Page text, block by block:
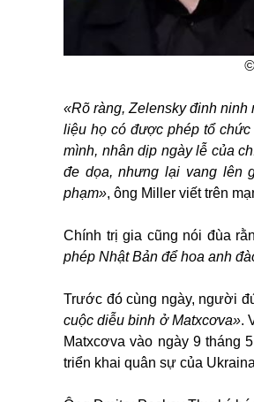
«Rõ ràng, Zelensky đinh ninh
liệu họ có được phép tổ
mình, nhân dịp ngày lễ của
đe dọa, nhưng lại vang lên
phạm», ông Miller viết trên
Chính trị gia cũng nói đùa
phép Nhật Bản để hoa anh
Trước đó cùng ngày, người
cuộc diễu binh ở Matxcơva».
Matxcơva vào ngày 9 tháng
triển khai quân sự của